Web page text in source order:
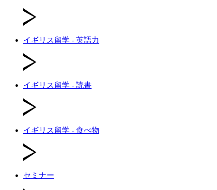
イギリス留学 - 英語力
イギリス留学 - 読書
イギリス留学 - 食べ物
セミナー